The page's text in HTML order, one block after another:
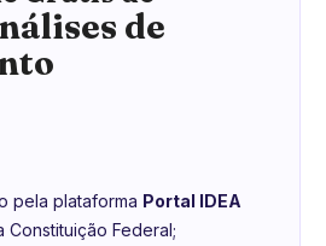
de
pela plataforma Portal IDEA
Federal;